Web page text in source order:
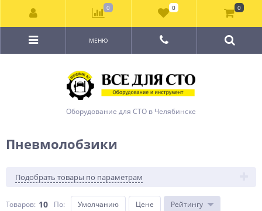
Оборудование для СТО в Челябинске
МЕНЮ
Пневмолобзики
Подобрать товары по параметрам
Товаров: 10 По: Умолчанию Цене Рейтингу
0 0 0